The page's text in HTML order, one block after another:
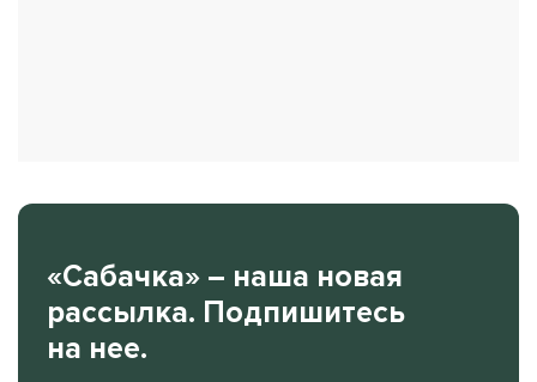
«Сабачка» – наша новая
рассылка. Подпишитесь
на нее.